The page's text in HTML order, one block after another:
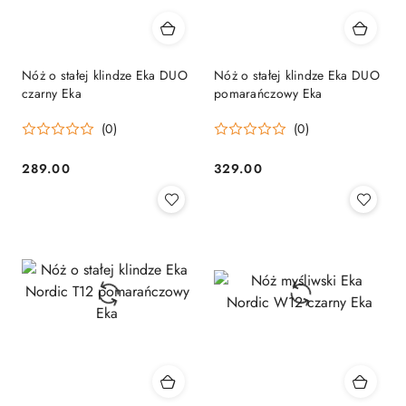
Nóż o stałej klindze Eka DUO
czarny Eka
(0)
Cena:
289.00
Nóż o stałej klindze Eka DUO
pomarańczowy Eka
(0)
Cena:
329.00